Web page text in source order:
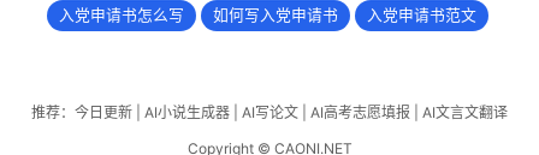
入党申请书怎么写 如何写入党申请书 入党申请书范文
推荐： 今日更新 AI小说生成器 AI写论文 AI高考志愿填报
AI文言文翻译
Copyright © CAONI.NET